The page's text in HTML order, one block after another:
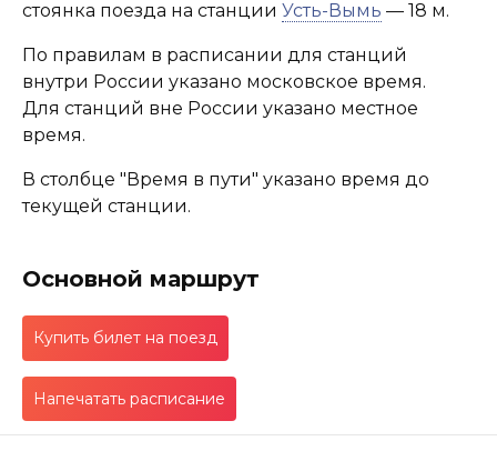
стоянка поезда на станции Усть-Вымь — 18 м.
По правилам в расписании для станций
внутри России указано московское время.
Для станций вне России указано местное
время.
В столбце "Время в пути" указано время до
текущей станции.
Основной маршрут
Купить билет на поезд
Напечатать расписание